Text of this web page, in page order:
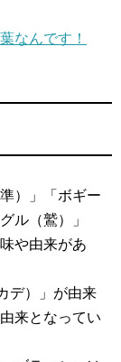
なんです！
）」「ボギー
ル（鷲）」
や由来があ
デ）」が由来
来となってい